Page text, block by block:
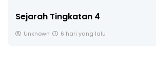
LIVE
🔴 [LIVE] PRINSIP PERAKAUNAN,